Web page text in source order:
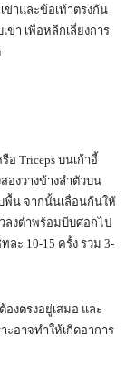
ข่าและข้อเท้าตรงกัน
ข่า เพื่อหลีกเลี่ยงการ
Triceps บนเก้าอี้
องวางข้างลำตัวบน
น จากนั้นเลื่อนก้นให้
ลงต่ำพร้อมบีบศอกไป
ะ 10-15 ครั้ง รวม 3-
องตรงอยู่เสมอ และ
อาจทำให้เกิดอาการ